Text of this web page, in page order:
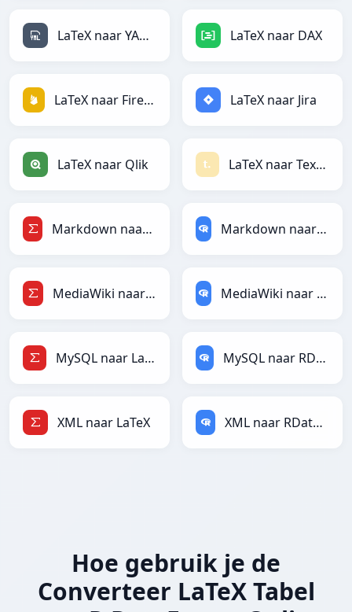
LaTeX naar YAML LaTeX naar DAX
LaTeX naar Firebase LaTeX naar Jira
LaTeX naar Qlik LaTeX naar Textile
Markdown naar LaTeX Markdown naar RDataFrame
MediaWiki naar LaTeX MediaWiki naar RDataFrame
MySQL naar LaTeX MySQL naar RDataFrame
XML naar LaTeX XML naar RDataFrame
Hoe gebruik je de
Converteer LaTeX Tabel